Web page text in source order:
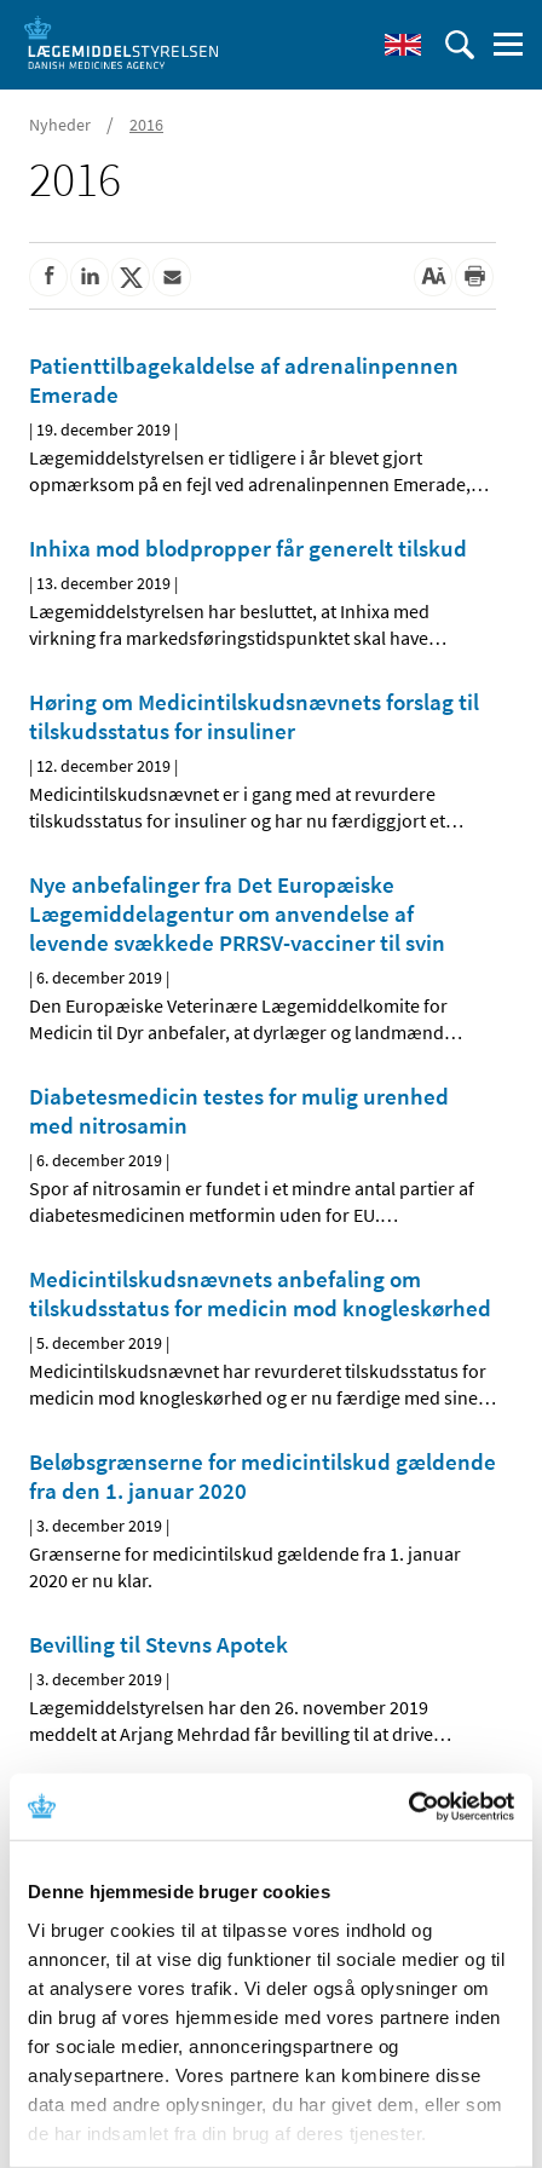
Denne hjemmeside bruger cookies
Vi bruger cookies til at tilpasse vores indhold og
annoncer, til at vise dig funktioner til sociale medier og til
at analysere vores trafik. Vi deler også oplysninger om
din brug af vores hjemmeside med vores partnere inden
for sociale medier, annonceringspartnere og
analysepartnere. Vores partnere kan kombinere disse
data med andre oplysninger, du har givet dem, eller som
de har indsamlet fra din brug af deres tjenester.
Nyheder / 2016
2016
Patienttilbagekaldelse af adrenalinpennen
Emerade
| 19. december 2019 |
Lægemiddelstyrelsen er tidligere i år blevet gjort
opmærksom på en fejl ved adrenalinpennen Emerade,…
Inhixa mod blodpropper får generelt tilskud
| 13. december 2019 |
Lægemiddelstyrelsen har besluttet, at Inhixa med
virkning fra markedsføringstidspunktet skal have…
Høring om Medicintilskudsnævnets forslag til
tilskudsstatus for insuliner
| 12. december 2019 |
Medicintilskudsnævnet er i gang med at revurdere
tilskudsstatus for insuliner og har nu færdiggjort et…
Nye anbefalinger fra Det Europæiske
Lægemiddelagentur om anvendelse af
levende svækkede PRRSV-vacciner til svin
|6. december 2019 |
Den Europæiske Veterinære Lægemiddelkomite for
Medicin til Dyr anbefaler, at dyrlæger og landmænd…
Diabetesmedicin testes for mulig urenhed
med nitrosamin
|6. december 2019 |
Spor af nitrosamin er fundet i et mindre antal partier af
diabetesmedicinen metformin uden for EU.…
Medicintilskudsnævnets anbefaling om
tilskudsstatus for medicin mod knogleskørhed
|5. december 2019 |
Medicintilskudsnævnet har revurderet tilskudsstatus for
medicin mod knogleskørhed og er nu færdige med sine…
Beløbsgrænserne for medicintilskud gældende
fra den 1. januar 2020
|3. december 2019 |
Grænserne for medicintilskud gældende fra 1. januar
2020 er nu klar.
Bevilling til Stevns Apotek
|3. december 2019 |
Lægemiddelstyrelsen har den 26. november 2019
meddelt at Arjang Mehrdad får bevilling til at drive…
Yderligere supplerende bidrag til revurdering
af tilskudsstatus for medicin til behandling af
|2. december 2019|
Medicintilskudsnævnet har modtaget endnu ét
supplerende bidrag til deres drøftelser om
Binosto mod knogleskørhed får ikke generelt
klausuleret tilskud
|2. december 2019|
Lægemiddelstyrelsen har besluttet, at Binosto
brusetabletter, der indeholder alendronat, ikke skal